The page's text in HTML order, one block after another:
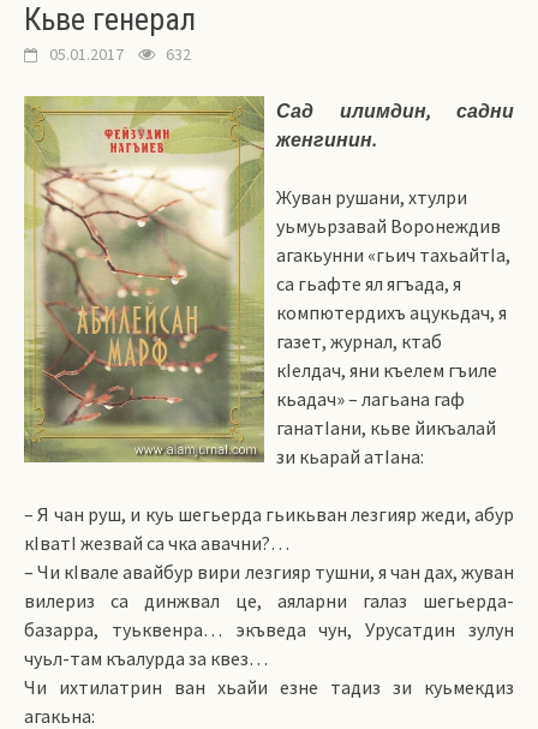
Кьве генерал
05.01.2017 632
Сад илимдин, садни
женгинин.
Жуван рушани, хтулри
уьмуьрзавай Воронеждив
агакьунни «гьич тахьайтIа,
са гьафте ял ягъа­да, я
компютердихъ ацукьдач, я
газет, журнал, ктаб
кIелдач, яни къелем гъиле
кьадач» – лагьана гаф
ганатIани, кьве йикъалай
зи кьарай атIана:
– Я чан руш, и куь шегьерда гьикьван лезгияр жеди, абур
кIватI жезвай са чка авачни?…
– Чи кIвале авайбур вири лезгияр тушни, я чан дах, жуван
вилериз са динжвал це, аяларни галаз шегьерда-
базарра, туьквенра… экъведа чун, Урусатдин зулун
чуьл-там къалурда за квез…
Чи ихтилатрин ван хьайи езне тадиз зи куьмекдиз
агакьна: